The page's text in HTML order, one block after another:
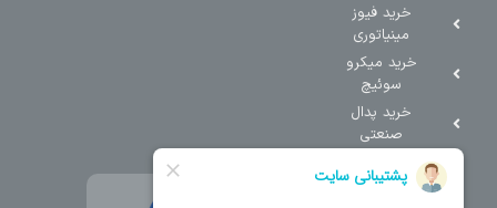
خرید فیوز
مینیاتوری
خرید میکرو
سوئیچ
خرید پدال
صنعتی